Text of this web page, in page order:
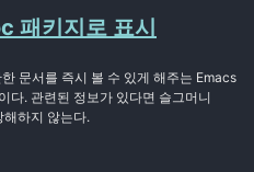
패키지로 표시
문서를 즉시 볼 수 있게 해주는 Emacs
다. 관련된 정보가 있다면 슬그머니
해하지 않는다.